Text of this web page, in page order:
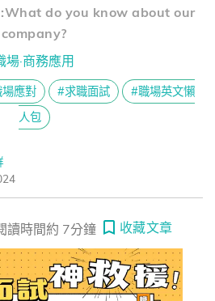
do you know about our
company?
場·商務應用
應對 #求職面試
#職場英文懶
人包
讀時間約 7分鐘 收藏文章